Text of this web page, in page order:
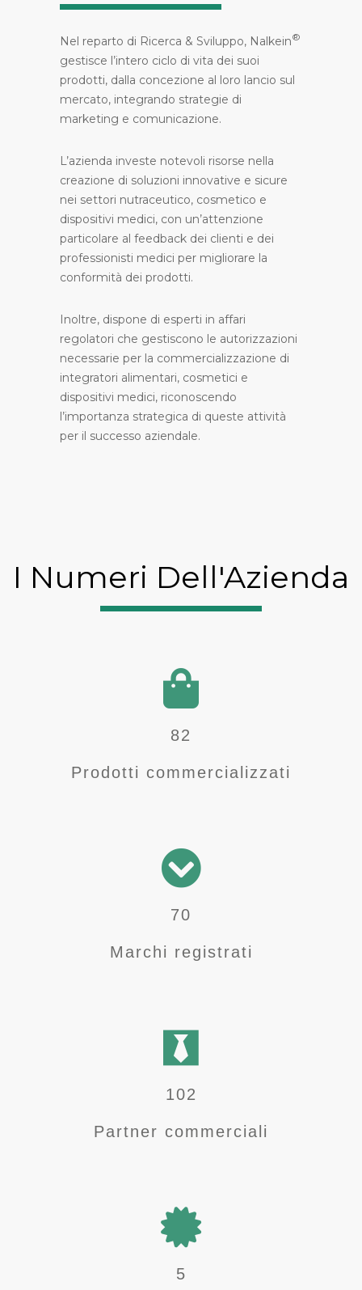
Nel reparto di Ricerca & Sviluppo, Nalkein®
gestisce l’intero ciclo di vita dei suoi
prodotti, dalla concezione al loro lancio sul
mercato, integrando strategie di
marketing e comunicazione.
L’azienda investe notevoli risorse nella
creazione di soluzioni innovative e sicure
nei settori nutraceutico, cosmetico e
dispositivi medici, con un’attenzione
particolare al feedback dei clienti e dei
professionisti medici per migliorare la
conformità dei prodotti.
Inoltre, dispone di esperti in affari
regolatori che gestiscono le autorizzazioni
necessarie per la commercializzazione di
integratori alimentari, cosmetici e
dispositivi medici, riconoscendo
l’importanza strategica di queste attività
per il successo aziendale.
I Numeri Dell'Azienda
97
Prodotti commercializzati
82
Marchi registrati
120
Partner commerciali
6